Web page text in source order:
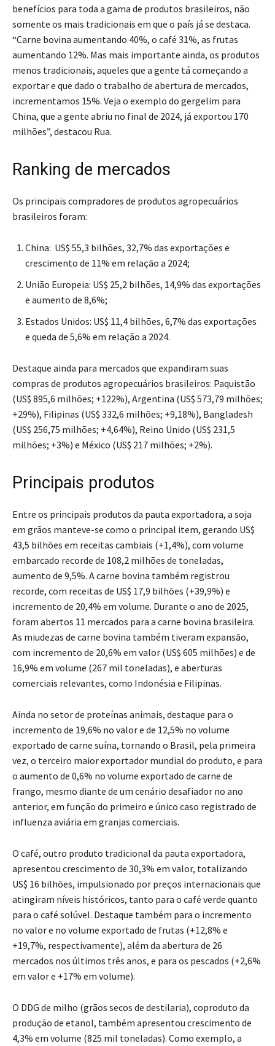
benefícios para toda a gama de produtos brasileiros, não
somente os mais tradicionais em que o país já se destaca.
“Carne bovina aumentando 40%, o café 31%, as frutas
aumentando 12%. Mas mais importante ainda, os produtos
menos tradicionais, aqueles que a gente tá começando a
exportar e que dado o trabalho de abertura de mercados,
incrementamos 15%. Veja o exemplo do gergelim para
China, que a gente abriu no final de 2024, já exportou 170
milhões”, destacou Rua.
Ranking de mercados
Os principais compradores de produtos agropecuários
brasileiros foram:
China: US$ 55,3 bilhões, 32,7% das exportações e
crescimento de 11% em relação a 2024;
União Europeia: US$ 25,2 bilhões, 14,9% das exportações
e aumento de 8,6%;
Estados Unidos: US$ 11,4 bilhões, 6,7% das exportações
e queda de 5,6% em relação a 2024.
Destaque ainda para mercados que expandiram suas
compras de produtos agropecuários brasileiros: Paquistão
(US$ 895,6 milhões; +122%), Argentina (US$ 573,79 milhões;
+29%), Filipinas (US$ 332,6 milhões; +9,18%), Bangladesh
(US$ 256,75 milhões; +4,64%), Reino Unido (US$ 231,5
milhões; +3%) e México (US$ 217 milhões; +2%).
Principais produtos
Entre os principais produtos da pauta exportadora, a soja
em grãos manteve-se como o principal item, gerando US$
43,5 bilhões em receitas cambiais (+1,4%), com volume
embarcado recorde de 108,2 milhões de toneladas,
aumento de 9,5%. A carne bovina também registrou
recorde, com receitas de US$ 17,9 bilhões (+39,9%) e
incremento de 20,4% em volume. Durante o ano de 2025,
foram abertos 11 mercados para a carne bovina brasileira.
As miudezas de carne bovina também tiveram expansão,
com incremento de 20,6% em valor (US$ 605 milhões) e de
16,9% em volume (267 mil toneladas), e aberturas
comerciais relevantes, como Indonésia e Filipinas.
Ainda no setor de proteínas animais, destaque para o
incremento de 19,6% no valor e de 12,5% no volume
exportado de carne suína, tornando o Brasil, pela primeira
vez, o terceiro maior exportador mundial do produto, e para
o aumento de 0,6% no volume exportado de carne de
frango, mesmo diante de um cenário desafiador no ano
anterior, em função do primeiro e único caso registrado de
influenza aviária em granjas comerciais.
O café, outro produto tradicional da pauta exportadora,
apresentou crescimento de 30,3% em valor, totalizando
US$ 16 bilhões, impulsionado por preços internacionais que
atingiram níveis históricos, tanto para o café verde quanto
para o café solúvel. Destaque também para o incremento
no valor e no volume exportado de frutas (+12,8% e
+19,7%, respectivamente), além da abertura de 26
mercados nos últimos três anos, e para os pescados (+2,6%
em valor e +17% em volume).
O DDG de milho (grãos secos de destilaria), coproduto da
produção de etanol, também apresentou crescimento de
4,3% em volume (825 mil toneladas). Como exemplo, a